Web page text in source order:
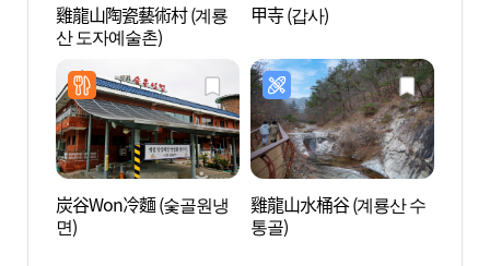
雞龍山陶瓷藝術村 (계룡
산 도자예술촌)
甲寺 (갑사)
炭谷Won冷麵 (숯골원냉
면)
雞龍山水桶谷 (계룡산 수
통골)